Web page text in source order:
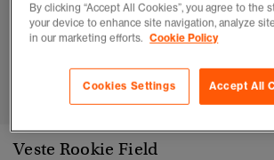
1 2 3 4 5
Veste Rookie Field
By clicking “Accept All Cookies”, you agree to the
your device to enhance site navigation, analyze
in our marketing efforts. Cookie Policy
Accept All
Cookies Settings